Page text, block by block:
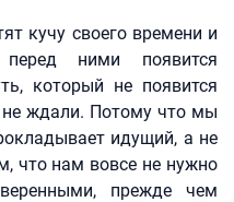
кучу своего времени и
ними появится
который не появится
ждали. Потому что мы
идущий, а не
что нам вовсе не нужно
прежде чем